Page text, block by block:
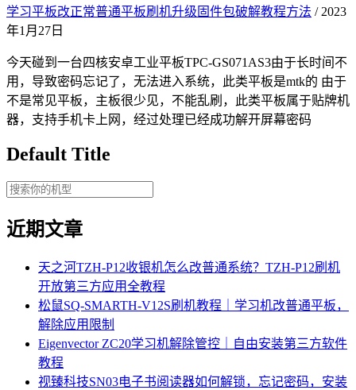
学习平板改正常普通平板刷机升级固件包破解教程方法 / 2023
年1月27日
今天碰到一台四核安卓工业平板TPC-GS071AS3由于长时间不
用，导致密码忘记了，无法进入系统，此类平板是mtk的 由于
不是常见平板，主板很少见，不能乱刷，此类平板属于贴牌机
器，支持手机卡上网，经过处理已经成功解开屏幕密码
Default Title
近期文章
天之河TZH-P12收银机怎么改普通系统？TZH-P12刷机
开放第三方应用全教程
松鼠SQ-SMARTH-V12S刷机教程｜学习机改普通平板，
解除应用限制
Eigenvector ZC20学习机解除管控｜自由安装第三方软件
教程
视臻科技SN03电子书阅读器如何解锁，忘记密码，安装